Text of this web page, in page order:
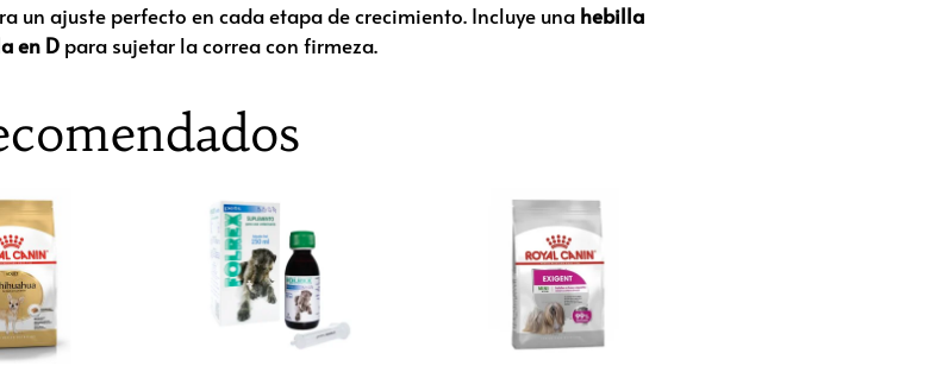
un ajuste perfecto en cada etapa de crecimiento. Incluye una hebilla
en D para sujetar la correa con firmeza.